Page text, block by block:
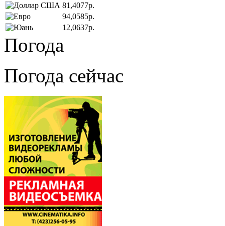
81,4077р.
94,0585р.
12,0637р.
Погода
Погода сейчас